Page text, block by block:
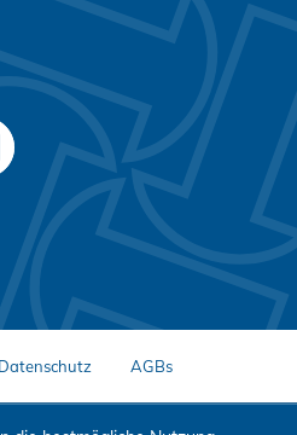
Datenschutz AGBs